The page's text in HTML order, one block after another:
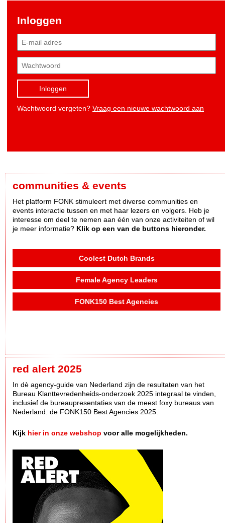
Inloggen
Inloggen
Wachtwoord vergeten? Vraag een nieuwe wachtwoord aan
communities & events
Het platform FONK stimuleert met diverse communities en
events interactie tussen en met haar lezers en volgers. Heb je
interesse om deel te nemen aan één van onze activiteiten of wil
je meer informatie? Klik op een van de buttons hieronder.
Coolest Dutch Brands
Female Agency Leaders
FONK150 Best Agencies
red alert 2025
In dè agency-guide van Nederland zijn de resultaten van het
Bureau Klanttevredenheids-onderzoek 2025 integraal te vinden,
inclusief de bureaupresentaties van de meest foxy bureaus van
Nederland: de FONK150 Best Agencies 2025.
Kijk hier in onze webshop voor alle mogelijkheden.